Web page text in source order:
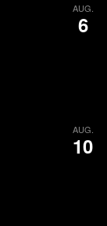
AUG.
6
AUG.
10